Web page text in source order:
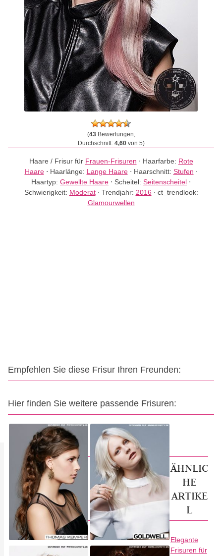
(43Bewertungen,
Durchschnitt: 4,60von 5)
Haare / Frisur für Frauen-Frisuren ⋅ Haarfarbe: Rote
Haare⋅ Haarlänge: Lange Haare⋅ Haarschnitt: Stufen ⋅
Haartyp: Gewellte Haare ⋅ Scheitel: Seitenscheitel ⋅
Schwierigkeit: Moderat⋅ Trendjahr: 2016 ⋅ ct_trendlook:
Glamourwellen
Empfehlen Sie diese Frisur Ihren Freunden:
Hier finden Sie weitere passende Frisuren:
ÄHNLIC
HE
ARTIKE
L
Elegante
Frisuren für